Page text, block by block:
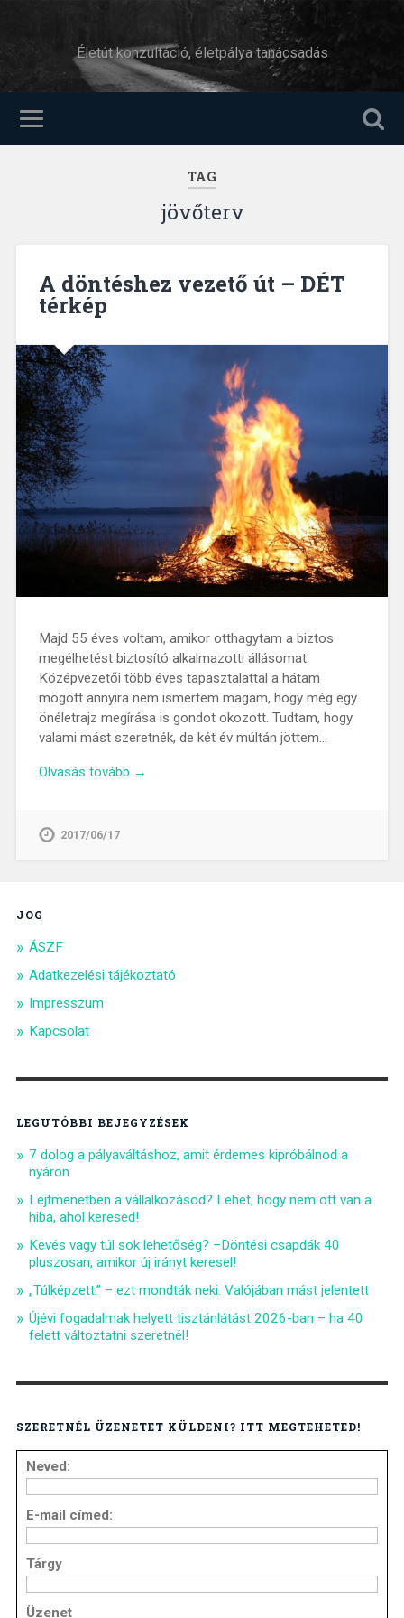
Életút konzultáció, életpálya tanácsadás
TAG
jövőterv
A döntéshez vezető út – DÉT
térkép
Majd 55 éves voltam, amikor otthagytam a biztos
megélhetést biztosító alkalmazotti állásomat.
Középvezetői több éves tapasztalattal a hátam
mögött annyira nem ismertem magam, hogy még egy
önéletrajz megírása is gondot okozott. Tudtam, hogy
valami mást szeretnék, de két év múltán jöttem…
Olvasás tovább →
2017/06/17
JOG
ÁSZF
Adatkezelési tájékoztató
Impresszum
Kapcsolat
LEGUTÓBBI BEJEGYZÉSEK
7 dolog a pályaváltáshoz, amit érdemes kipróbálnod a
nyáron
Lejtmenetben a vállalkozásod? Lehet, hogy nem ott van a
hiba, ahol keresed!
Kevés vagy túl sok lehetőség? –Döntési csapdák 40
pluszosan, amikor új irányt keresel!
„Túlképzett.” – ezt mondták neki. Valójában mást jelentett
Újévi fogadalmak helyett tisztánlátást 2026-ban – ha 40
felett változtatni szeretnél!
SZERETNÉL ÜZENETET KÜLDENI? ITT MEGTEHETED!
Neved:
E-mail címed:
Tárgy
Üzenet